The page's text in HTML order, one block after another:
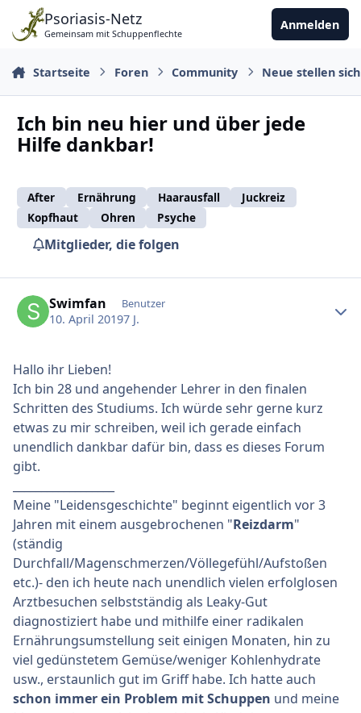
Zu Inhalt springen
Psoriasis-Netz
Gemeinsam mit Schuppenflechte
Anmelden
Startseite Foren Community Neue stellen
Ich bin neu hier und über jede
Hilfe dankbar!
After Ernährung Haarausfall
Juckreiz
Kopfhaut
Ohren Psyche
Mitglieder, die folgen
Swimfan Benutzer
10. April 20197 J.
Hallo ihr Lieben!
Ich bin 28 und angehender Lehrer in den finalen
Schritten des Studiums. Ich würde sehr gerne kurz
etwas zu mir schreiben, weil ich gerade einfach
unendlich dankbar dafür bin, dass es dieses Forum
gibt.
Meine "Leidensgeschichte" beginnt eigentlich vor 3
Jahren mit einem ausgebrochenen "Reizdarm"
(ständig
Durchfall/Magenschmerzen/Völlegefühl/Aufstoßen
etc.)- den ich heute nach unendlich vielen erfolglosen
Arztbesuchen selbstständig als Leaky-Gut
diagnostiziert habe und mithilfe einer radikalen
Ernährungsumstellung seit einigen Monaten, hin zu
viel gedünstetem Gemüse/weniger Kohlenhydrate
usw., erstaunlich gut im Griff habe. Ich hatte auch
schon immer ein Problem mit Schuppen und meine